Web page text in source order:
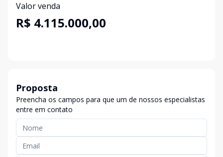
Valor venda
R$ 4.115.000,00
Proposta
Preencha os campos para que um de nossos especialistas
entre em contato